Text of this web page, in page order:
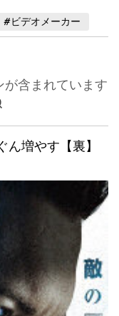
#ビデオメーカー
が含まれています
増やす【裏】